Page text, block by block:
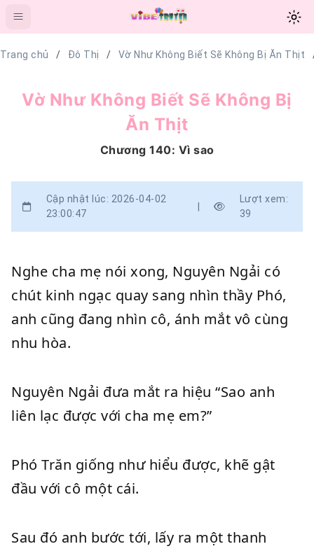
Trang chủ Đô Thị Vờ Như Không Biết Sẽ Không Bị Ăn Thịt
Vờ Như Không Biết Sẽ Không Bị
Ăn Thịt
Chương 140: Vì sao
Cập nhật lúc: 2026-04-02
23:00:47
|
Lượt xem:
39
Nghe cha mẹ nói xong, Nguyên Ngải có
chút kinh ngạc quay sang nhìn thầy Phó,
anh cũng đang nhìn cô, ánh mắt vô cùng
nhu hòa.
Nguyên Ngải đưa mắt ra hiệu “Sao anh
liên lạc được với cha mẹ em?”
Phó Trăn giống như hiểu được, khẽ gật
đầu với cô một cái.
Sau đó anh bước tới, lấy ra một thanh